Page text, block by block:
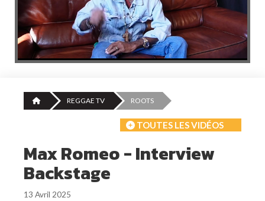
REGGAE TV ROOTS
TOUTES LES VIDÉOS
Max Romeo - Interview
Backstage
13 Avril 2025